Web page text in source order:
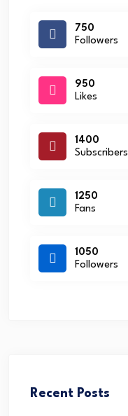
750
Followers
950
Likes
1400
Subscribers
1250
Fans
1050
Followers
Recent Posts